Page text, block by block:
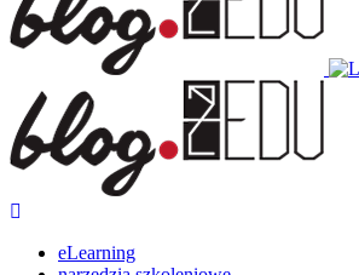
eLearning